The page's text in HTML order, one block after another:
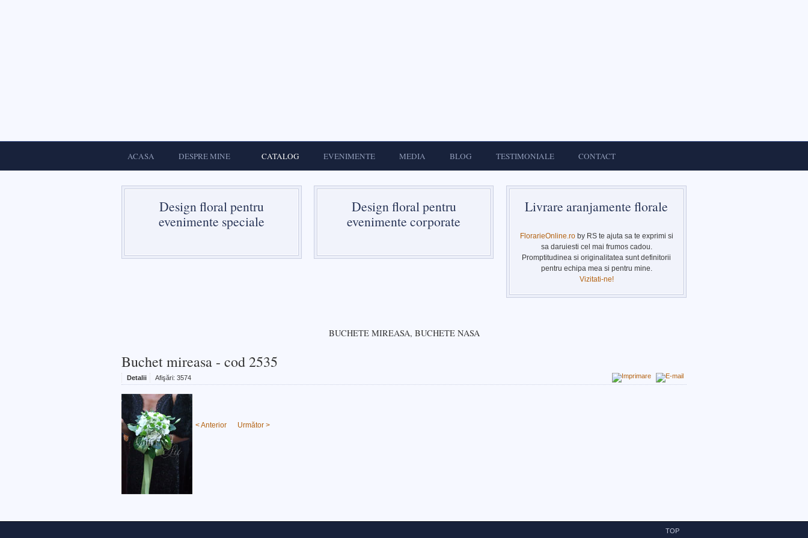
ACASA DESPRE MINE CATALOG EVENIMENTE MEDIA BLOG TESTIMONIALE CONTACT
Design floral pentru
evenimente speciale
Design floral pentru
evenimente corporate
Livrare aranjamente florale
FlorarieOnline.roby RS te ajuta sa te exprimi si
sa daruiesti cel mai frumos cadou.
Promptitudinea si originalitatea sunt definitorii
pentru echipa mea si pentru mine.
Vizitati-ne!
BUCHETE MIREASA, BUCHETE NASA
Buchet mireasa - cod 2535
Detalii Afişări: 3574
< Anterior Următor >
TOP